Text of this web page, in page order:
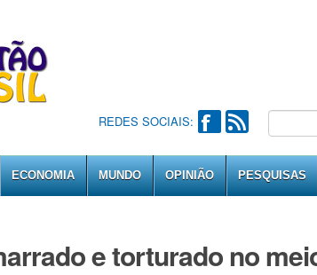
REDES SOCIAIS:
ECONOMIA MUNDO OPINIÃO PESQUISAS
e torturado no